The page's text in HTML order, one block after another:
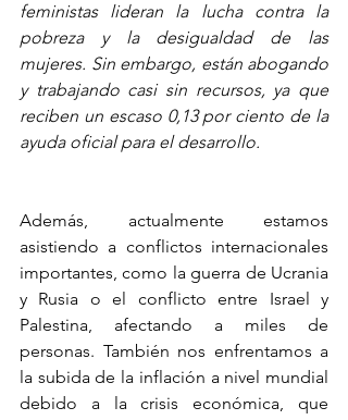
feministas lideran la lucha contra la
pobreza y la desigualdad de las
mujeres. Sin embargo, están abogando
y trabajando casi sin recursos, ya que
reciben un escaso 0,13 por ciento de la
ayuda oficial para el desarrollo.
Además, actualmente estamos
asistiendo a conflictos internacionales
importantes, como la guerra de Ucrania
y Rusia o el conflicto entre Israel y
Palestina, afectando a miles de
personas. También nos enfrentamos a
la subida de la inflación a nivel mundial
debido a la crisis económica, que